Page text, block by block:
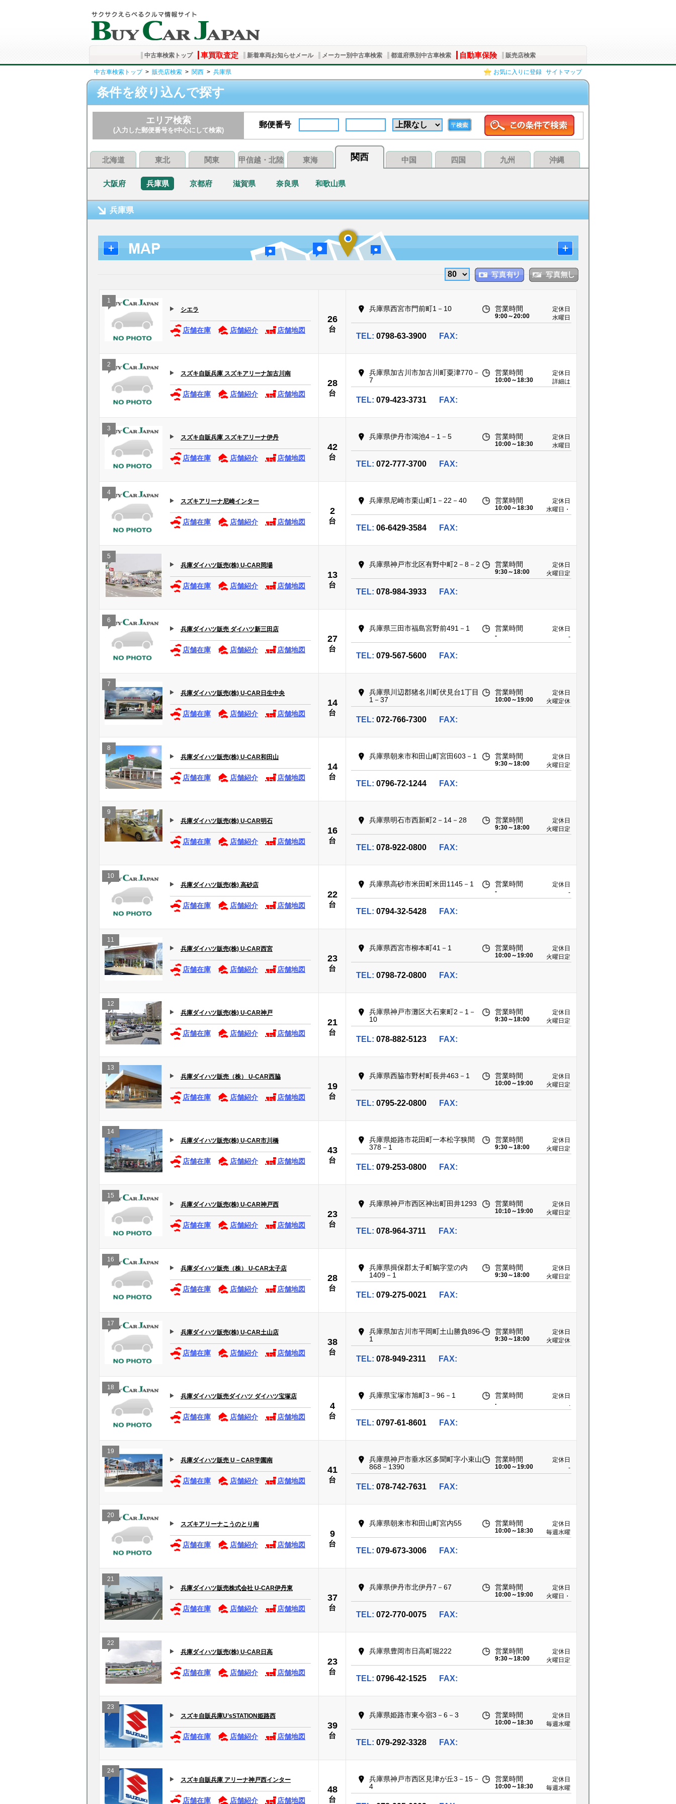
中古車検索トップ 車買取査定 新着車両お知らせメール メーカー別中古車検索 都道府県別中古車検索 自動車保険 販売店検索
お気に入りに登録 サイトマップ
中古車検索トップ> 販売店検索 > 関西 > 兵庫県
条件を絞り込んで探す
エリア検索
(入力した郵便番号をt中心にして検索)
郵便番号
北海道 東北 関東 甲信越・北陸 東海 関西 中国 四国 九州 沖縄
大阪府 兵庫県 京都府 滋賀県 奈良県 和歌山県
兵庫県
1
シエラ
店舗在庫 店舗紹介 店舗地図
26
台
兵庫県西宮市門前町1－10 営業時間
9:00～20:00
定休日
水曜日
TEL: 0798-63-3900 FAX:
2
スズキ自販兵庫 スズキアリーナ加古川南
店舗在庫 店舗紹介 店舗地図
28
台
兵庫県加古川市加古川町粟津770－
7
営業時間
10:00～18:30
定休日
詳細は
TEL: 079-423-3731 FAX:
3
スズキ自販兵庫 スズキアリーナ伊丹
店舗在庫 店舗紹介 店舗地図
42
台
兵庫県伊丹市鴻池4－1－5 営業時間
10:00～18:30
定休日
水曜日
TEL: 072-777-3700 FAX:
4
スズキアリーナ尼崎インター
店舗在庫 店舗紹介 店舗地図
2
台
兵庫県尼崎市栗山町1－22－40 営業時間
10:00～18:30
定休日
水曜日・
TEL: 06-6429-3584 FAX:
5
兵庫ダイハツ販売(株) U-CAR岡場
店舗在庫 店舗紹介 店舗地図
13
台
兵庫県神戸市北区有野中町2－8－2 営業時間
9:30～18:00
定休日
火曜日定
TEL: 078-984-3933 FAX:
6
兵庫ダイハツ販売 ダイハツ新三田店
店舗在庫 店舗紹介 店舗地図
27
台
兵庫県三田市福島宮野前491－1 営業時間
-
定休日
-
TEL: 079-567-5600 FAX:
7
兵庫ダイハツ販売(株) U-CAR日生中央
店舗在庫 店舗紹介 店舗地図
14
台
兵庫県川辺郡猪名川町伏見台1丁目
1－37
営業時間
10:00～19:00
定休日
火曜定休
TEL: 072-766-7300 FAX:
8
兵庫ダイハツ販売(株) U-CAR和田山
店舗在庫 店舗紹介 店舗地図
14
台
兵庫県朝来市和田山町宮田603－1 営業時間
9:30～18:00
定休日
火曜日定
TEL: 0796-72-1244 FAX:
9
兵庫ダイハツ販売(株) U-CAR明石
店舗在庫 店舗紹介 店舗地図
16
台
兵庫県明石市西新町2－14－28 営業時間
9:30～18:00
定休日
火曜日定
TEL: 078-922-0800 FAX:
10
兵庫ダイハツ販売(株) 高砂店
店舗在庫 店舗紹介 店舗地図
22
台
兵庫県高砂市米田町米田1145－1 営業時間
-
定休日
-
TEL: 0794-32-5428 FAX:
11
兵庫ダイハツ販売(株) U-CAR西宮
店舗在庫 店舗紹介 店舗地図
23
台
兵庫県西宮市柳本町41－1 営業時間
10:00～19:00
定休日
火曜日定
TEL: 0798-72-0800 FAX:
12
兵庫ダイハツ販売(株) U-CAR神戸
店舗在庫 店舗紹介 店舗地図
21
台
兵庫県神戸市灘区大石東町2－1－
10
営業時間
9:30～18:00
定休日
火曜日定
TEL: 078-882-5123 FAX:
13
兵庫ダイハツ販売（株） U-CAR西脇
店舗在庫 店舗紹介 店舗地図
19
台
兵庫県西脇市野村町長井463－1 営業時間
10:00～19:00
定休日
火曜日定
TEL: 0795-22-0800 FAX:
14
兵庫ダイハツ販売(株) U-CAR市川橋
店舗在庫 店舗紹介 店舗地図
43
台
兵庫県姫路市花田町一本松字狭間
378－1
営業時間
9:30～18:00
定休日
火曜日定
TEL: 079-253-0800 FAX:
15
兵庫ダイハツ販売(株) U-CAR神戸西
店舗在庫 店舗紹介 店舗地図
23
台
兵庫県神戸市西区神出町田井1293 営業時間
10:10～19:00
定休日
火曜日定
TEL: 078-964-3711 FAX:
16
兵庫ダイハツ販売（株） U-CAR太子店
店舗在庫 店舗紹介 店舗地図
28
台
兵庫県揖保郡太子町鵤字堂の内
1409－1
営業時間
9:30～18:00
定休日
火曜日定
TEL: 079-275-0021 FAX:
17
兵庫ダイハツ販売(株) U-CAR土山店
店舗在庫 店舗紹介 店舗地図
38
台
兵庫県加古川市平岡町土山勝負896-
1
営業時間
9:30～18:00
定休日
火曜定休
TEL: 078-949-2311 FAX:
18
兵庫ダイハツ販売ダイハツ ダイハツ宝塚店
店舗在庫 店舗紹介 店舗地図
4
台
兵庫県宝塚市旭町3－96－1 営業時間
.
定休日
.
TEL: 0797-61-8601 FAX:
19
兵庫ダイハツ販売 U－CAR学園南
店舗在庫 店舗紹介 店舗地図
41
台
兵庫県神戸市垂水区多聞町字小束山
868－1390
営業時間
10:00～19:00
定休日
-
TEL: 078-742-7631 FAX:
20
スズキアリーナこうのとり南
店舗在庫 店舗紹介 店舗地図
9
台
兵庫県朝来市和田山町宮内55 営業時間
10:00～18:30
定休日
毎週水曜
TEL: 079-673-3006 FAX:
21
兵庫ダイハツ販売株式会社 U-CAR伊丹東
店舗在庫 店舗紹介 店舗地図
37
台
兵庫県伊丹市北伊丹7－67 営業時間
10:00～19:00
定休日
火曜日・
TEL: 072-770-0075 FAX:
22
兵庫ダイハツ販売(株) U-CAR日高
店舗在庫 店舗紹介 店舗地図
23
台
兵庫県豊岡市日高町堀222 営業時間
9:30～18:00
定休日
火曜日定
TEL: 0796-42-1525 FAX:
23
スズキ自販兵庫U’sSTATION姫路西
店舗在庫 店舗紹介 店舗地図
39
台
兵庫県姫路市東今宿3－6－3 営業時間
10:00～18:30
定休日
毎週水曜
TEL: 079-292-3328 FAX:
24
スズキ自販兵庫 アリーナ神戸西インター
店舗在庫 店舗紹介 店舗地図
48
台
兵庫県神戸市西区見津が丘3－15－
4
営業時間
10:00～18:30
定休日
毎週水曜